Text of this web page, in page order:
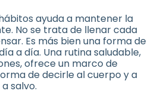
ayuda a mantener la
No se trata de llenar cada
Es más bien una forma de
a día. Una rutina saludable,
ofrece un marco de
de decirle al cuerpo y a
salvo.